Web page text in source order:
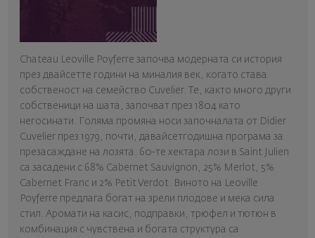
Chateau Leoville Poyferre започва модерната си история
през двайсетте години на миналия век, когато става
собственост на семейство Cuvelier. Те, както много други
собственици на шата, започват през 1804 като
негосинати. Голяма промяна носи започналата от Didier
Cuvelier през 1979, почти, давайсетгодишна програма за
презасаждане на лозята. 60-те хектара лози в Saint Julien
са засадени с 68% Cabernet Sauvignon, 25% Merlot, 5%
Cabernet Franc и 2% Petit Verdot. Виното на Leoville
Poyferre предлага богат на зрели плодове и мека сила
стил. Аромати на касис, подправки, трюфел и тютюн в
комбинация с чувствена и богата структура са